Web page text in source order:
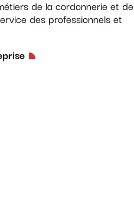
de la cordonnerie et de
des professionnels et